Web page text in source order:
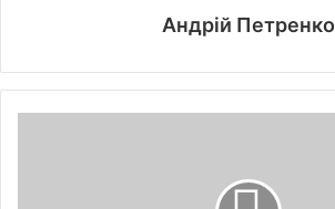
Андрій Петренко